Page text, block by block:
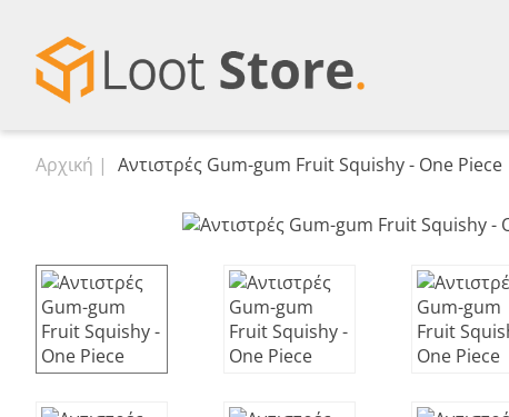
Αρχική Αντιστρές Gum-gum Fruit Squishy - One Piece